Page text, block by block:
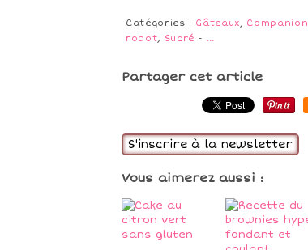
Catégories : Gâteaux,
robot, Sucré - …
Partager cet article
S'inscrire à la newsletter
Vous aimerez aussi :